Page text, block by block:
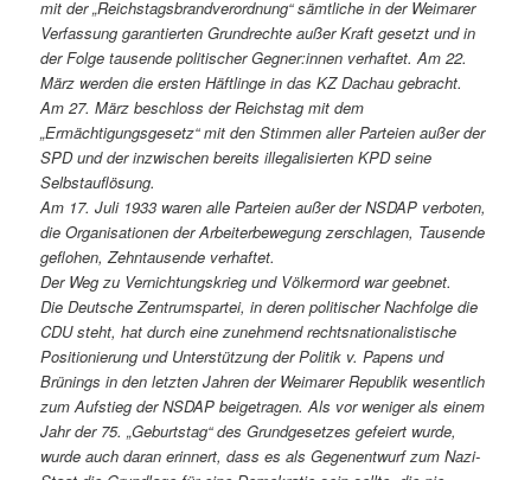
mit der „Reichstagsbrandverordnung“ sämtliche in der Weimarer
Verfassung garantierten Grundrechte außer Kraft gesetzt und in
der Folge tausende politischer Gegner:innen verhaftet. Am 22.
März werden die ersten Häftlinge in das KZ Dachau gebracht.
Am 27. März beschloss der Reichstag mit dem
„Ermächtigungsgesetz“ mit den Stimmen aller Parteien außer der
SPD und der inzwischen bereits illegalisierten KPD seine
Selbstauflösung.
Am 17. Juli 1933 waren alle Parteien außer der NSDAP verboten,
die Organisationen der Arbeiterbewegung zerschlagen, Tausende
geflohen, Zehntausende verhaftet.
Der Weg zu Vernichtungskrieg und Völkermord war geebnet.
Die Deutsche Zentrumspartei, in deren politischer Nachfolge die
CDU steht, hat durch eine zunehmend rechtsnationalistische
Positionierung und Unterstützung der Politik v. Papens und
Brünings in den letzten Jahren der Weimarer Republik wesentlich
zum Aufstieg der NSDAP beigetragen. Als vor weniger als einem
Jahr der 75. „Geburtstag“ des Grundgesetzes gefeiert wurde,
wurde auch daran erinnert, dass es als Gegenentwurf zum Nazi-